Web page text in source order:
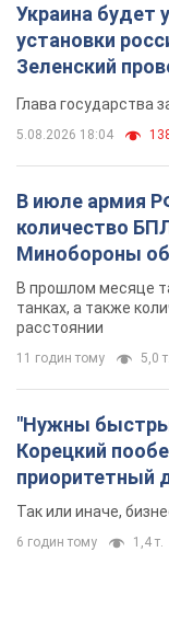
Украина будет
установки
Зеленский
Глава государства
5.08.2026 18:04
В июле армия
количество
Минобороны
В прошлом месяце
танках, а также
расстоянии
11 годин тому 5,0 т.
"Нужны
Корецкий
приоритетный
складским
Так или иначе,
6 годин тому 1,4 т.